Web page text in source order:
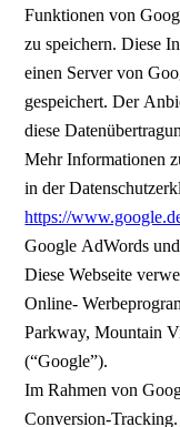
Funktionen von
zu speichern. Diese
einen Server von
gespeichert. Der
diese
Mehr Informationen
in der
https://
Google AdWords
Diese Webseite
Online-
Parkway, Mountain
(“Google”).
Im Rahmen von
Conversion-